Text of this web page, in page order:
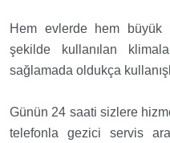
Hem evlerde hem büyük
şekilde kullanılan
sağlamada oldukça
Günün 24 saati sizlere
telefonla gezici servis